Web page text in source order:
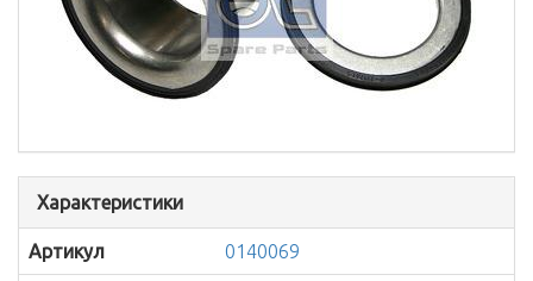
Характеристики
Артикул 0140069